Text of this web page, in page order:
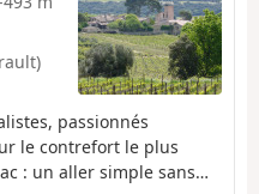
passionnés
le contrefort le plus
: un aller simple sans